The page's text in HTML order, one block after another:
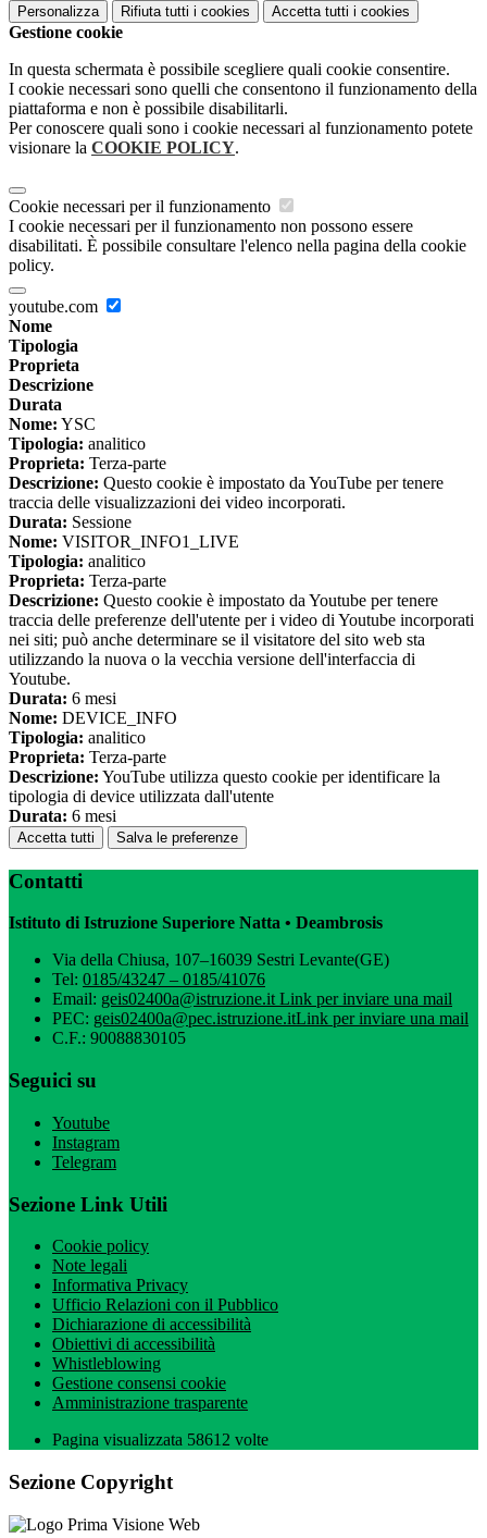
Personalizza Rifiuta tutti i cookies Accetta tutti i cookies
Gestione cookie
In questa schermata è possibile scegliere quali cookie consentire.
I cookie necessari sono quelli che consentono il funzionamento della
piattaforma e non è possibile disabilitarli.
Per conoscere quali sono i cookie necessari al funzionamento potete
visionare la COOKIE POLICY.
Cookie necessari per il funzionamento
I cookie necessari per il funzionamento non possono essere
disabilitati. È possibile consultare l'elenco nella pagina della cookie
policy.
youtube.com
Nome
Tipologia
Proprieta
Descrizione
Durata
Nome: YSC
Tipologia: analitico
Proprieta: Terza-parte
Descrizione: Questo cookie è impostato da YouTube per tenere
traccia delle visualizzazioni dei video incorporati.
Durata: Sessione
Nome: VISITOR_INFO1_LIVE
Tipologia: analitico
Proprieta: Terza-parte
Descrizione: Questo cookie è impostato da Youtube per tenere
traccia delle preferenze dell'utente per i video di Youtube incorporati
nei siti; può anche determinare se il visitatore del sito web sta
utilizzando la nuova o la vecchia versione dell'interfaccia di
Youtube.
Durata: 6 mesi
Nome: DEVICE_INFO
Tipologia: analitico
Proprieta: Terza-parte
Descrizione: YouTube utilizza questo cookie per identificare la
tipologia di device utilizzata dall'utente
Durata: 6 mesi
Accetta tutti Salva le preferenze
Contatti
Istituto di Istruzione Superiore Natta • Deambrosis
Via della Chiusa, 107–16039 Sestri Levante(GE)
Tel: 0185/43247 – 0185/41076
Email: geis02400a@istruzione.itLink per inviare una mail
PEC: geis02400a@pec.istruzione.itLink per inviare una mail
C.F.: 90088830105
Seguici su
Youtube
Instagram
Telegram
Sezione Link Utili
Cookie policy
Note legali
Informativa Privacy
Ufficio Relazioni con il Pubblico
Dichiarazione di accessibilità
Obiettivi di accessibilità
Whistleblowing
Gestione consensi cookie
Amministrazione trasparente
Pagina visualizzata 58612 volte
Sezione Copyright